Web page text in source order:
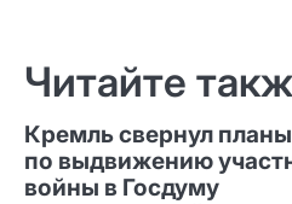
Читайте
Кремль свернул планы
по выдвижению
войны в Госдуму